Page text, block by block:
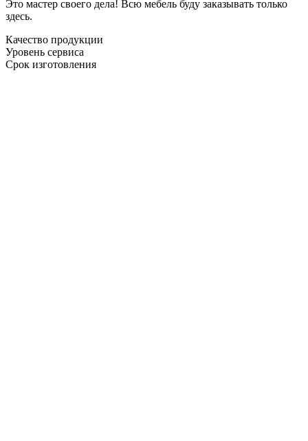
Это мастер своего дела! Всю мебель буду заказывать только
здесь.
Качество продукции
Уровень сервиса
Срок изготовления